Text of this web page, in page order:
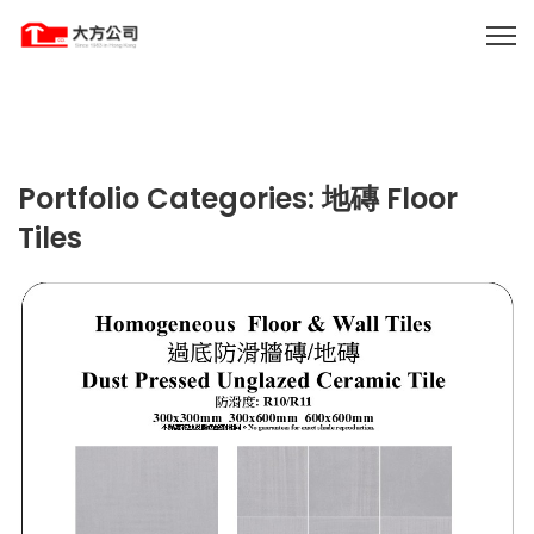
Portfolio Categories:地磚 Floor
Tiles